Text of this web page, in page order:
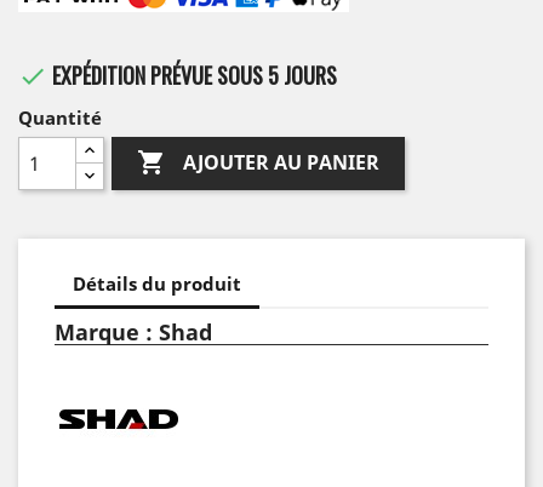
 EXPÉDITION PRÉVUE SOUS 5 JOURS
Quantité
 AJOUTER AU PANIER
Détails du produit
Marque : Shad